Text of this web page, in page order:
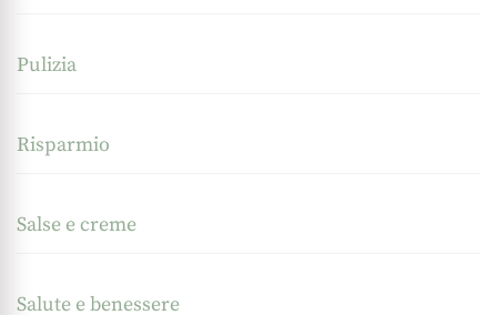
Pulizia
Risparmio
Salse e creme
Salute e benessere